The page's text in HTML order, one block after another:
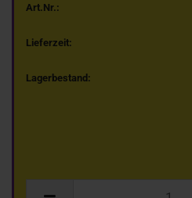
Art.Nr.:
Lieferzeit:
Lagerbestand: